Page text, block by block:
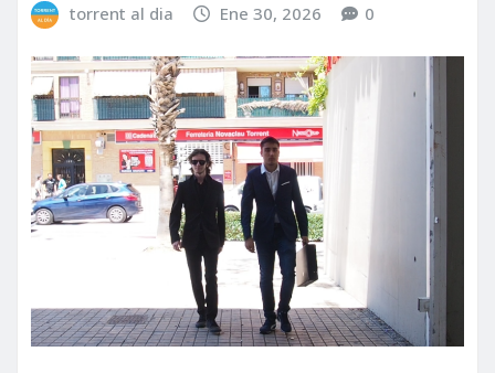
torrent al dia Ene 30, 2026 0